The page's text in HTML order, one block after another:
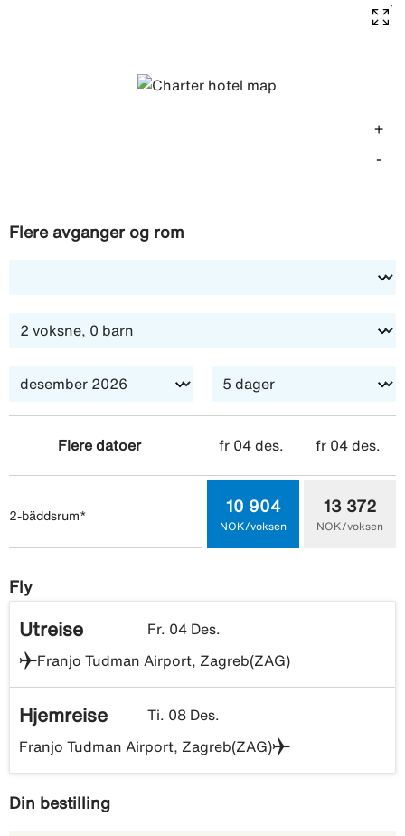
reise fylt av kultur, tradisjon, smaker og juleglede. Fly t/r
+
-
Flere avganger og rom
Flere datoer fr 04 des. fr 04 des.
2-bäddsrum*
10 904
NOK/voksen
13 372
NOK/voksen
Fly
Utreise Fr. 04 Des.
Franjo Tudman Airport, Zagreb(ZAG)
Hjemreise Ti. 08 Des.
Franjo Tudman Airport, Zagreb(ZAG)
Din bestilling